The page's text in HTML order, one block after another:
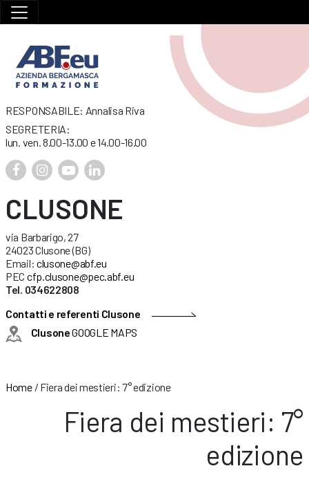
RESPONSABILE: Annalisa Riva
SEGRETERIA:
lun. ven. 8.00-13.00 e 14.00-16.00
CLUSONE
via Barbarigo, 27
24023 Clusone (BG)
Email: clusone@abf.eu
PEC cfp.clusone@pec.abf.eu
Tel. 034622808
Contatti e referenti Clusone
ClusoneGOOGLE MAPS
Home/ Fiera dei mestieri: 7° edizione
Fiera dei mestieri: 7°
edizione